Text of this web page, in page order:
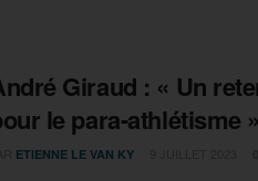
Giraud : « Un
le para-athlétisme »
ETIENNE LE VAN KY